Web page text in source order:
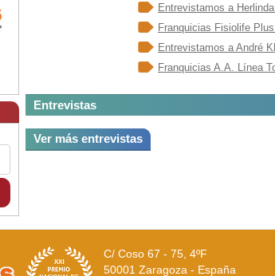
Entrevistamos a
Franquicias Fisiolife
Entrevistamos a André
Franquicias A.A. Línea
Entrevistas
Ver más entrevistas
C/ Coso 67 - 75, 4ºF
50001 Zaragoza - España